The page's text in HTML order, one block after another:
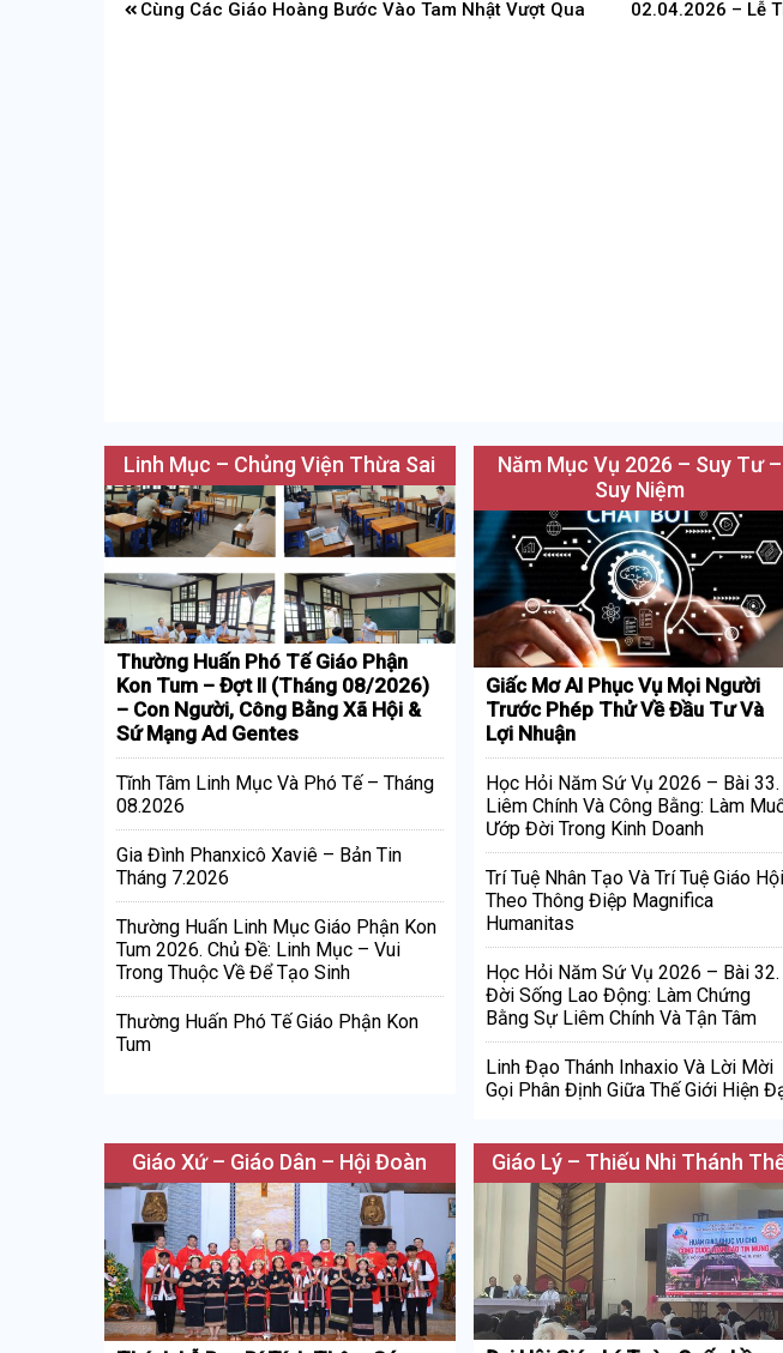
Điều
Cùng Các Giáo Hoàng Bước Vào Tam Nhật Vượt Qua
02.04.2026 – Lễ
Linh Mục – Chủng Viện Thừa Sai
Thường Huấn Phó Tế Giáo Phận
Kon Tum – Đợt II (Tháng 08/2026)
– Con Người, Công Bằng Xã Hội &
Sứ Mạng Ad Gentes
Tĩnh Tâm Linh Mục Và Phó Tế – Tháng
08.2026
Gia Đình Phanxicô Xaviê – Bản Tin
Tháng 7.2026
Thường Huấn Linh Mục Giáo Phận Kon
Tum 2026. Chủ Đề: Linh Mục – Vui
Trong Thuộc Về Để Tạo Sinh
Thường Huấn Phó Tế Giáo Phận Kon
Tum
Năm Mục Vụ 2026 – Suy Tư –
Suy Niệm
Giấc Mơ AI Phục Vụ Mọi Người
Trước Phép Thử Về Đầu Tư Và
Lợi Nhuận
Học Hỏi Năm Sứ Vụ 2026 – Bài 33.
Liêm Chính Và Công Bằng: Làm
Ướp Đời Trong Kinh Doanh
Trí Tuệ Nhân Tạo Và Trí Tuệ Giáo Hội
Theo Thông Điệp Magnifica
Humanitas
Học Hỏi Năm Sứ Vụ 2026 – Bài 32.
Đời Sống Lao Động: Làm Chứng
Bằng Sự Liêm Chính Và Tận Tâm
Linh Đạo Thánh Inhaxio Và Lời Mời
Gọi Phân Định Giữa Thế Giới Hiện
Giáo Xứ – Giáo Dân – Hội Đoàn Giáo Lý – Thiếu Nhi Thánh